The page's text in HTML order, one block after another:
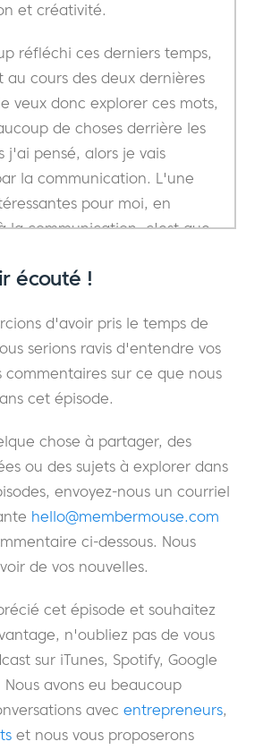
et créativité.
réfléchi ces derniers temps,
au cours des deux dernières
veux donc explorer ces mots,
de choses derrière les
j'ai pensé, alors je vais
la communication. L'une
pour moi, en
la communication, c'est que
mots que nous utilisons
c'est à quel point les mots
être inefficaces en termes
de la communication que
entre nous provient des
utilisons. 90 % ou plus de
provient d'éléments
que le langage corporel, la
d'autres facteurs
c'est aussi l'expérience que
mots que j'utilise dans les
avec les gens. Parfois, je parle
je dis quelque chose que j'ai
personnes et, pour une
écouté !
d'avoir pris le temps de
serions ravis d'entendre vos
commentaires sur ce que nous
cet épisode.
chose à partager, des
ou des sujets à explorer dans
envoyez-nous un courriel
hello@membermouse.com
ci-dessous. Nous
de vos nouvelles.
cet épisode et souhaitez
n'oubliez pas de vous
sur iTunes, Spotify, Google
Nous avons eu beaucoup
avec entrepreneurs,
et nous vous proposerons